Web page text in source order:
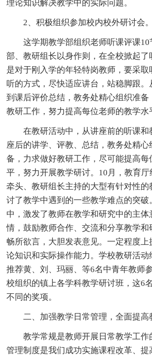
理论知识解决教学中的实际问题。
2、积极组织参加校内校外研讨会。
这学期教学部组织老师听课评课
部、教研组长以身作则，在全校掀起了
是对于刚入学的年轻特岗教师，要采
听的方式，尽快适应讲台，站稳脚跟。
到课后评价总结，教务处精心组织准备
教研工作，努力提高每位老师的教学水
在教研活动中，从讲座前的听课和
座后的讲学、评教、总结，教务处精心
备，力求做好教研工作，尽可能提高每
平，努力开展教学研讨。10月，教育
牵头、教研组长主持的大型有针对性的
讨了教学中遇到的一些教学难点的突破
中，激发了教师在教学和研究中的主体
情，鼓励教师合作、交流和分享教学和
畅所欲言，大胆发表意见。一定程度上
论知识和实际操作能力。学校教研活动
推荐黄、刘、玛丽、等6名中青年教师
校组织的镇上各学科教学研讨班，这6
不同的奖项。
二、加强教学日常管理，全面提高
教学常规是教师开展日常教学工作
管理制度是我们成功实施课程改革、提